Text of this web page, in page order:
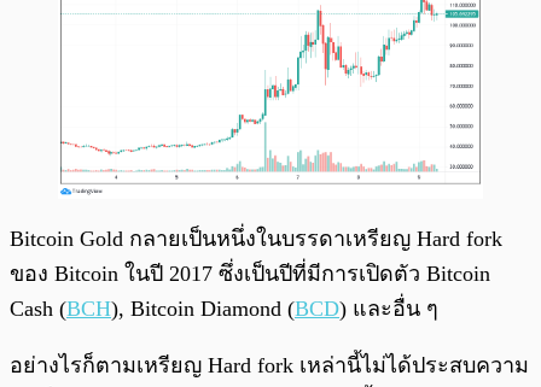
Bitcoin Gold กลายเป็นหนึ่งในบรรดาเหรียญ Hard fork
ของ Bitcoin ในปี 2017 ซึ่งเป็นปีที่มีการเปิดตัว Bitcoin
Cash (BCH), Bitcoin Diamond (BCD) และอื่น ๆ
อย่างไรก็ตามเหรียญ Hard fork เหล่านี้ไม่ได้ประสบความ